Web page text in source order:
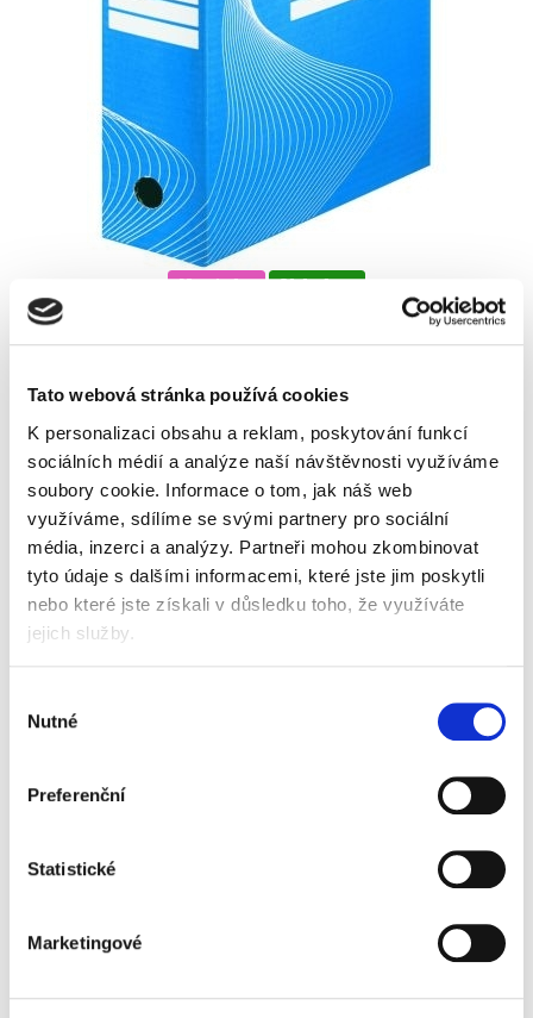
Tato webová stránka používá cookies
K personalizaci obsahu a reklam, poskytování funkcí
sociálních médií a analýze naší návštěvnosti využíváme
soubory cookie. Informace o tom, jak náš web
využíváme, sdílíme se svými partnery pro sociální
média, inzerci a analýzy. Partneři mohou zkombinovat
tyto údaje s dalšími informacemi, které jste jim poskytli
nebo které jste získali v důsledku toho, že využíváte
jejich služby.
souhlasu
Nutné
Preferenční
Statistické
Marketingové
Novinka Skladem
Vyberte si parametry
barva
Popis Alternativní produkty
snadno sestavitelná podle natištěného návodu
určeno k horizontální i vertikální archivaci
certifikace FSC